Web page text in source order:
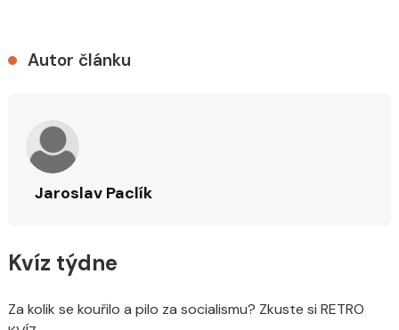
Autor článku
Jaroslav Paclík
Kvíz týdne
Za kolik se kouřilo a pilo za socialismu? Zkuste si RETRO